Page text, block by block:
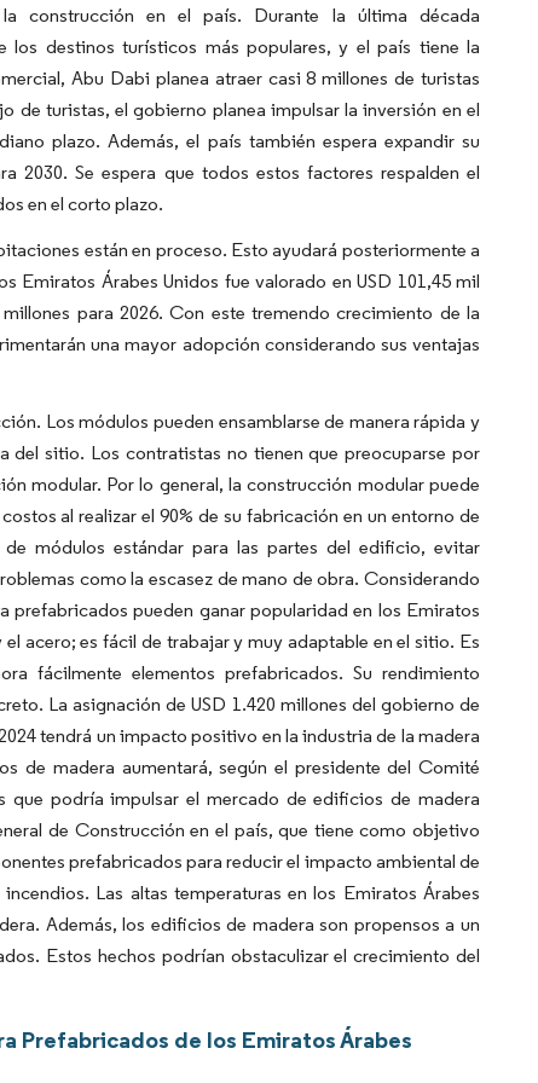
construcción en el país. Durante la última década
los destinos turísticos más populares, y el país tiene la
Abu Dabi planea atraer casi 8 millones de turistas
de turistas, el gobierno planea impulsar la inversión en el
plazo. Además, el país también espera expandir su
2030. Se espera que todos estos factores respalden el
en el corto plazo.
están en proceso. Esto ayudará posteriormente a
Emiratos Árabes Unidos fue valorado en USD 101,45 mil
para 2026. Con este tremendo crecimiento de la
una mayor adopción considerando sus ventajas
Los módulos pueden ensamblarse de manera rápida y
del sitio. Los contratistas no tienen que preocuparse por
modular. Por lo general, la construcción modular puede
al realizar el 90% de su fabricación en un entorno de
módulos estándar para las partes del edificio, evitar
como la escasez de mano de obra. Considerando
prefabricados pueden ganar popularidad en los Emiratos
acero; es fácil de trabajar y muy adaptable en el sitio. Es
fácilmente elementos prefabricados. Su rendimiento
La asignación de USD 1.420 millones del gobierno de
tendrá un impacto positivo en la industria de la madera
de madera aumentará, según el presidente del Comité
podría impulsar el mercado de edificios de madera
de Construcción en el país, que tiene como objetivo
prefabricados para reducir el impacto ambiental de
Las altas temperaturas en los Emiratos Árabes
Además, los edificios de madera son propensos a un
Estos hechos podrían obstaculizar el crecimiento del
Prefabricados de los Emiratos Árabes